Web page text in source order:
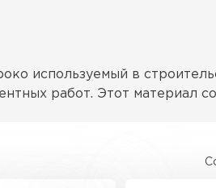
используемый в
работ. Этот материал
под разные нужды.